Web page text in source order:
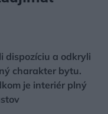
dispozíciu a odkryli
charakter bytu.
je interiér plný